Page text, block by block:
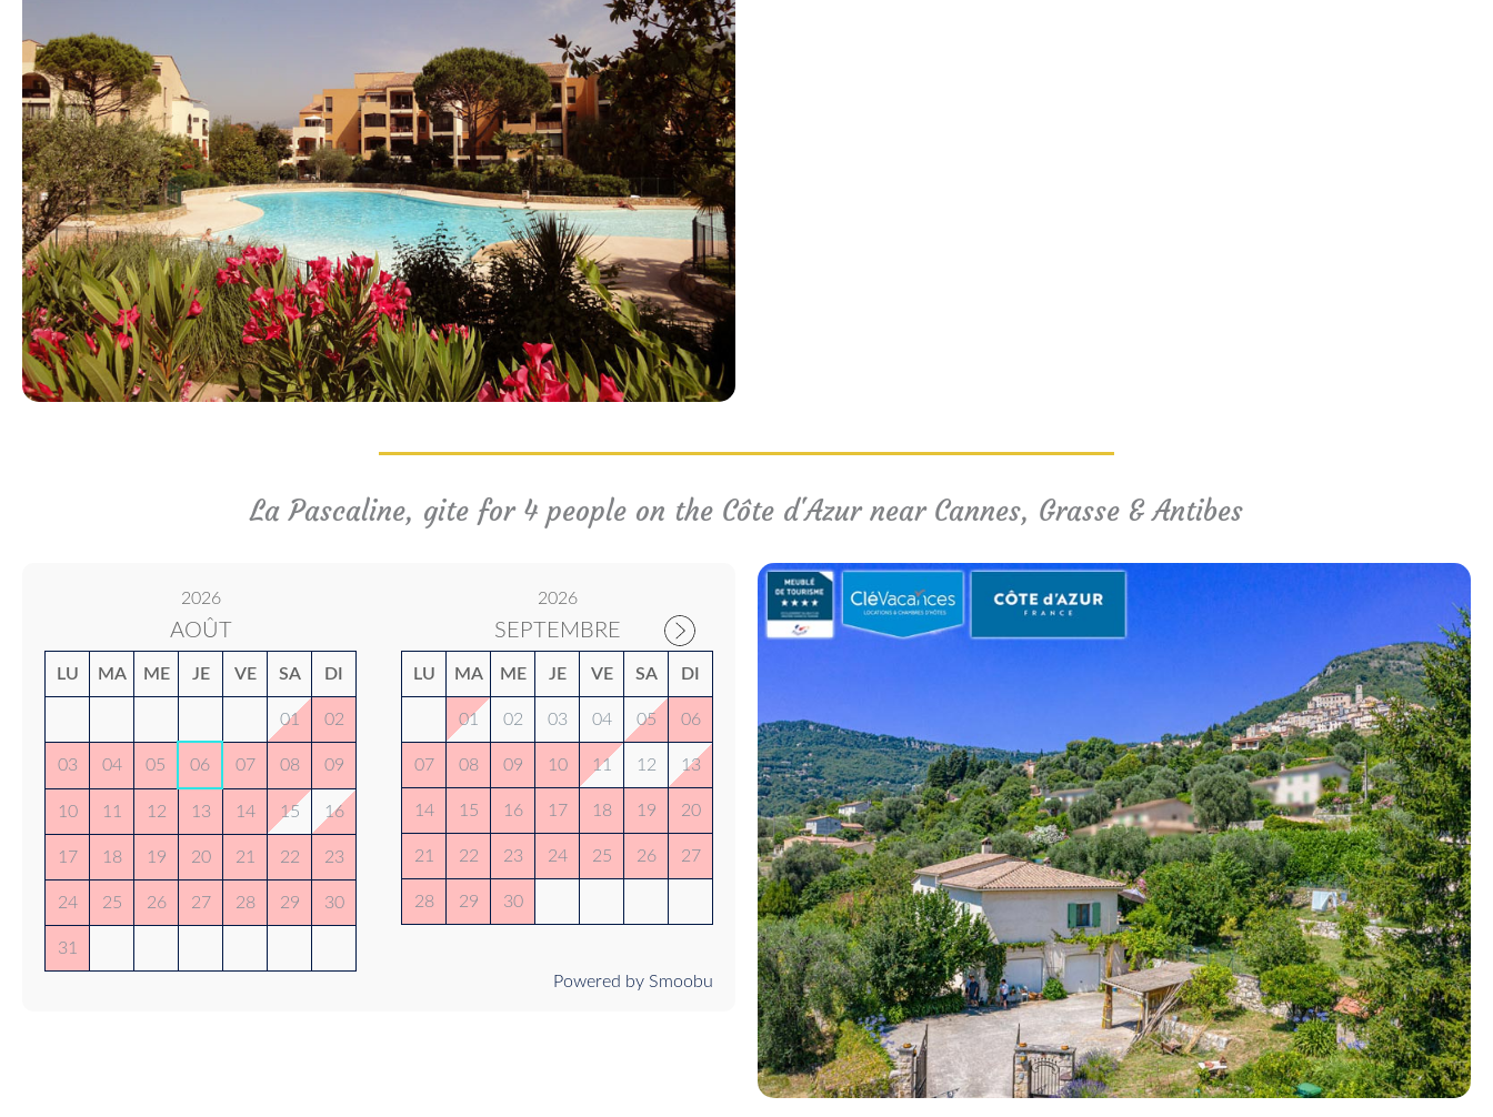
La Pascaline, gite for 4 people on the Côte d'Azur near Cannes, Grasse & Antibes
2026
AOÛT
LU MA ME JE VE SA DI
01 02
03 04 05 06 07 08 09
10 11 12 13 14 15 16
17 18 19 20 21 22 23
24 25 26 27 28 29 30
31
2026
SEPTEMBRE
LU MA ME JE VE SA DI
01 02 03 04 05 06
07 08 09 10 11 12 13
14 15 16 17 18 19 20
21 22 23 24 25 26 27
28 29 30
Powered by Smoobu